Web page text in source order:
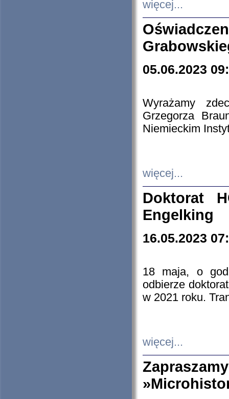
więcej...
05.06.2023
Wyrażamy
Grzegorza
Niemieckim
więcej...
Doktorat
Engelking
16.05.2023
18 maja, o
odbierze
w 2021 roku.
więcej...